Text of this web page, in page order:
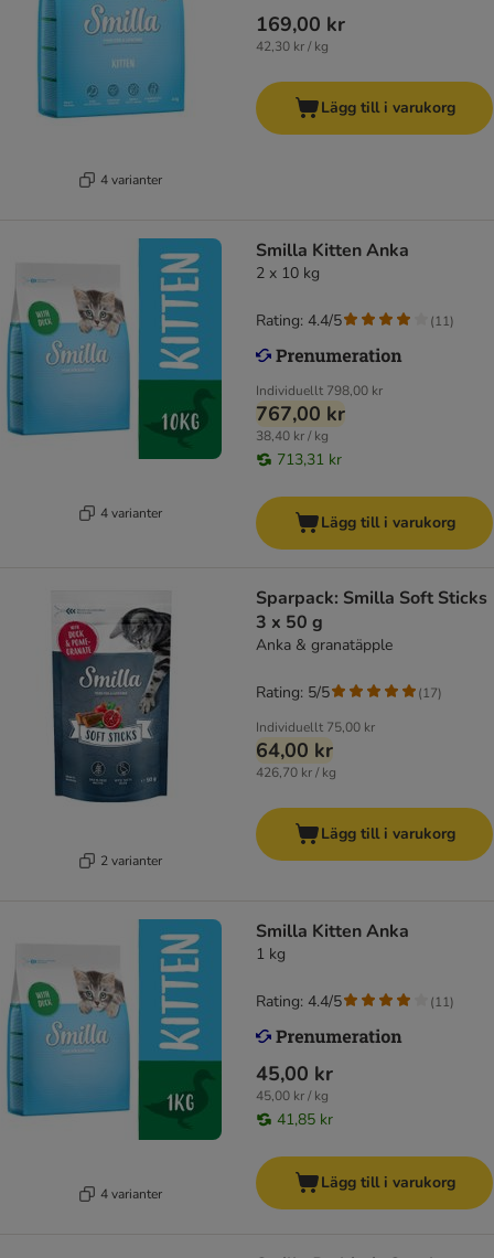
4 varianter
169,00 kr
42,30 kr / kg
Lägg till i varukorg
4 varianter
Smilla Kitten Anka
2 x 10 kg
Individuellt 798,00 kr
767,00 kr
38,40 kr / kg
713,31 kr
Rating: 4.4/5 (11)
Lägg till i varukorg
2 varianter
Sparpack: Smilla Soft Sticks
3 x 50 g
Anka & granatäpple
Individuellt 75,00 kr
64,00 kr
426,70 kr / kg
Rating: 5/5 (17)
Lägg till i varukorg
4 varianter
Smilla Kitten Anka
1 kg
45,00 kr
45,00 kr / kg
41,85 kr
Rating: 4.4/5 (11)
Lägg till i varukorg